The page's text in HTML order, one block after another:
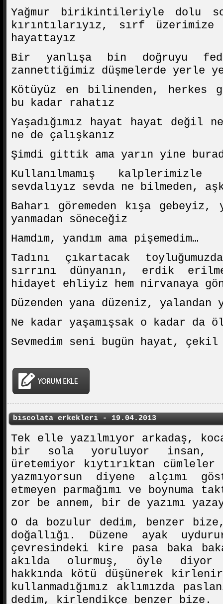
Yağmur birikintileriyle dolu
kırıntılarıyız, sırf üzerimize
hayattayız
Bir yanlışa bin doğruyu
zannettiğimiz düşmelerde yerle
Kötüyüz en bilinenden, herkes
bu kadar rahatız
Yaşadığımız hayat hayat değil
ne de çalışkanız
Şimdi gittik ama yarın yine
Kullanılmamış kalplerimizle
sevdalıyız sevda ne bilmeden,
Baharı göremeden kışa gebeyiz,
yanmadan söneceğiz
Hamdım, yandım ama pişemedim…
Tadını çıkartacak
sırrını dünyanın, erdik
hidayet ehliyiz hem nirvanaya
Düzenden yana düzeniz, yalandan
Ne kadar yaşamışsak o kadar da
Sevmedim seni bugün hayat, çekil
biscolata erkekleri - 19.04.2013
Tek elle yazılmıyor arkadaş,
bir sola yoruluyor insan,
üretemiyor kıytırıktan
yazmıyorsun diyene alçımı
etmeyen parmağımı ve boynuma
zor be annem, bir de yazımı
O da bozulur dedim, benzer
doğallığı. Düzene ayak
çevresindeki kire pasa baka
akılda olurmuş, öyle diyor
hakkında kötü düşünerek
kullanmadığımız aklımızda
dedim, kirlendikçe benzer bize.